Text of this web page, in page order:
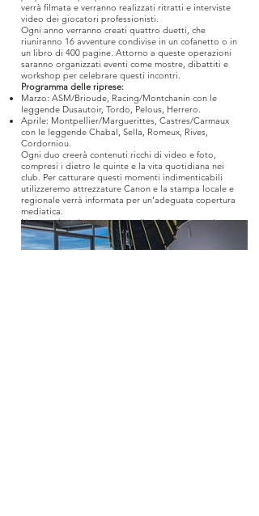
verrà filmata e verranno realizzati ritratti e interviste
video dei giocatori professionisti.
Ogni anno verranno creati quattro duetti, che
riuniranno 16 avventure condivise in un cofanetto o in
un libro di 400 pagine. Attorno a queste operazioni
saranno organizzati eventi come mostre, dibattiti e
workshop per celebrare questi incontri.
Programma delle riprese:
Marzo: ASM/Brioude, Racing/Montchanin con le
leggende Dusautoir, Tordo, Pelous, Herrero.
Aprile: Montpellier/Marguerittes, Castres/Carmaux
con le leggende Chabal, Sella, Romeux, Rives,
Cordorniou.
Ogni duo creerà contenuti ricchi di video e foto,
compresi i dietro le quinte e la vita quotidiana nei
club. Per catturare questi momenti indimenticabili
utilizzeremo attrezzature Canon e la stampa locale e
regionale verrà informata per un'adeguata copertura
mediatica.
Non perdetevi questa straordinaria avventura che
promette di rafforzare i legami tra appassionati e
professionisti del rugby e di celebrare questo sport